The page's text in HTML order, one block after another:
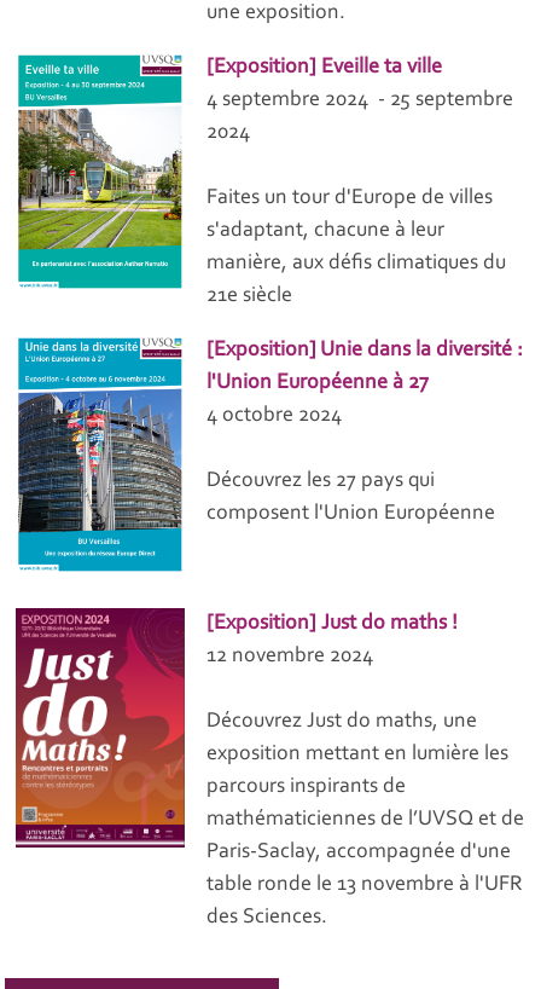
une exposition.
[Exposition] Eveille ta ville
4 septembre 2024 - 25 septembre
2024
Faites un tour d'Europe de villes
s'adaptant, chacune à leur
manière, aux défis climatiques du
21e siècle
[Exposition] Unie dans la diversité :
l'Union Européenne à 27
4 octobre 2024
Découvrez les 27 pays qui
composent l'Union Européenne
[Exposition] Just do maths !
12 novembre 2024
Découvrez Just do maths, une
exposition mettant en lumière les
parcours inspirants de
mathématiciennes de l’UVSQ et de
Paris-Saclay, accompagnée d'une
table ronde le 13 novembre à l'UFR
des Sciences.